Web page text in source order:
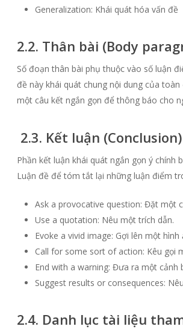
Generalization: Khái quát hóa vấn đề
2.2. Thân bài (Body
Số đoạn thân bài phụ thuộc vào số luận
đề này khái quát chung nội dung của
một câu kết ngắn gọn để thông báo cho
2.3. Kết luận (Conclusion)
Phần kết luận khái quát ngắn gọn ý
Luận đề để tóm tắt lại những luận điểm
Ask a provocative question: Đặt một
Use a quotation: Nêu một trích dẫn.
Evoke a vivid image: Gợi lên một hình
Call for some sort of action: Kêu gọi
End with a warning: Đưa ra một cảnh
Suggest results or consequences:
2.4. Danh lục tài liệu